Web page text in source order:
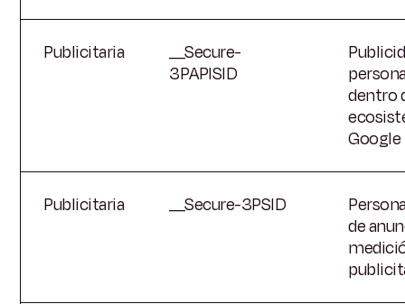
Publicitaria
__Secure-
3PAPISID
dentro
Google
Publicitaria __Secure-3PSID
de